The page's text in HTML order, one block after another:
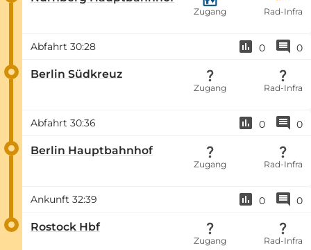
Zugang Rad-Infra
Abfahrt 30:28 0 0
Berlin Südkreuz
Zugang Rad-Infra
Abfahrt 30:36 0 0
Berlin Hauptbahnhof
Zugang Rad-Infra
Ankunft 32:39 0 0
Rostock Hbf
Zugang Rad-Infra